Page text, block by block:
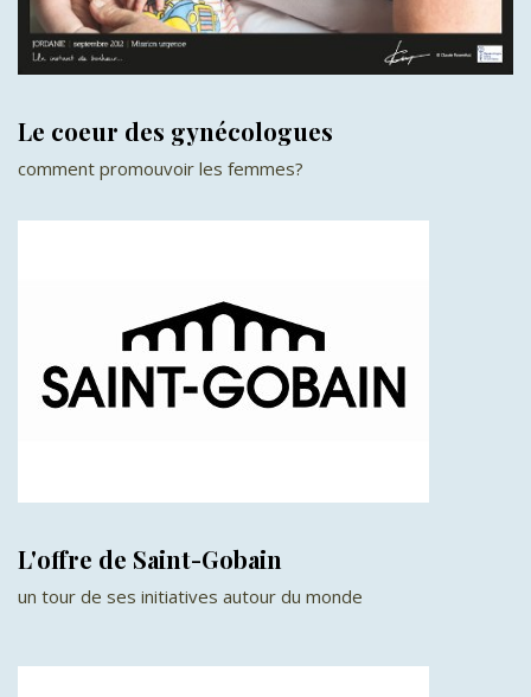
Le coeur des gynécologues
comment promouvoir les femmes?
L'offre de Saint-Gobain
un tour de ses initiatives autour du monde